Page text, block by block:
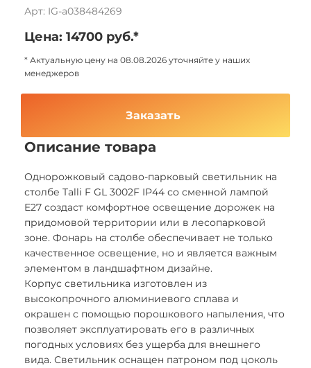
Арт: IG-a038484269
Цена: 14700 руб.*
* Актуальную цену на 08.08.2026 уточняйте у наших
менеджеров
Заказать
Описание товара
Однорожковый садово-парковый светильник на
столбе Talli F GL 3002F IP44 со сменной лампой
E27 создаст комфортное освещение дорожек на
придомовой территории или в лесопарковой
зоне. Фонарь на столбе обеспечивает не только
качественное освещение, но и является важным
элементом в ландшафтном дизайне.
Корпус светильника изготовлен из
высокопрочного алюминиевого сплава и
окрашен с помощью порошкового напыления, что
позволяет эксплуатировать его в различных
погодных условиях без ущерба для внешнего
вида. Светильник оснащен патроном под цоколь